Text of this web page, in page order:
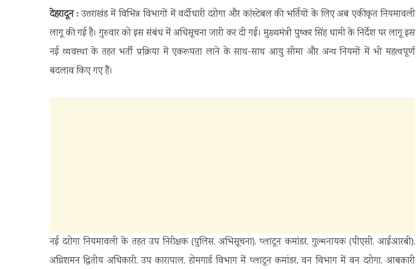
देहरादून :उत्तराखंड में विभिन्न विभागों में वर्दीधारी दरोगा और कांस्टेबल की भर्तियों के लिए अब एकीकृत नियमावली
लागू की गई है। गुरुवार को इस संबंध में अधिसूचना जारी कर दी गई। मुख्यमंत्री पुष्कर सिंह धामी के निर्देश पर लागू इस
नई व्यवस्था के तहत भर्ती प्रक्रिया में एकरूपता लाने के साथ-साथ आयु सीमा और अन्य नियमों में भी महत्वपूर्ण
बदलाव किए गए हैं।
नई दरोगा नियमावली के तहत उप निरीक्षक (पुलिस, अभिसूचना), प्लाटून कमांडर, गुल्मनायक (पीएसी, आईआरबी),
अग्निशमन द्वितीय अधिकारी, उप कारापाल, होमगार्ड विभाग में प्लाटून कमांडर, वन विभाग में वन दरोगा, आबकारी